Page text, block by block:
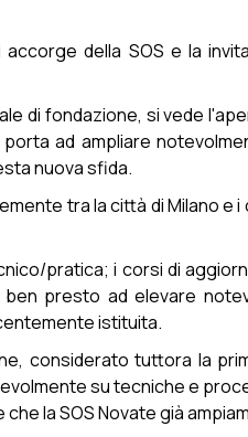
della SOS e la
di fondazione, si vede
ad ampliare
nuova sfida.
tra la città di Milano e i
pratica; i corsi di
presto ad elevare
istituita.
considerato tuttora la
su tecniche e
la SOS Novate già